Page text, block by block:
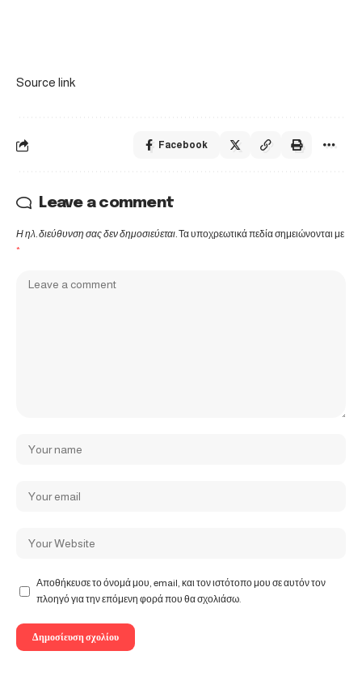
Source link
Facebook
Leave a comment
Η ηλ. διεύθυνση σας δεν δημοσιεύεται.Τα υποχρεωτικά πεδία σημειώνονται με
*
Αποθήκευσε το όνομά μου, email, και τον ιστότοπο μου σε αυτόν τον
πλοηγό για την επόμενη φορά που θα σχολιάσω.